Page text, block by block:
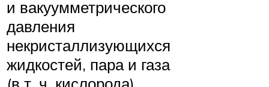
и вакуумметрического
давления
некристаллизующихся
жидкостей, пара и газа